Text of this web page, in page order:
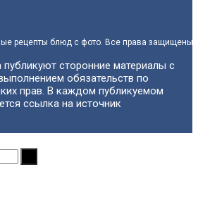
рецепты блюд с фото. Все права защищены.
сторонние материалы с
обязательств по
прав. В каждом публикуемом
ссылка на источник